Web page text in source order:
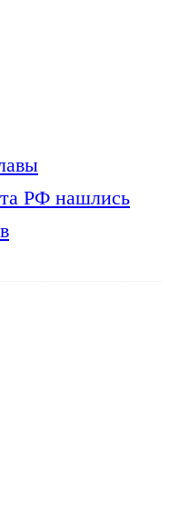
РФ нашлись